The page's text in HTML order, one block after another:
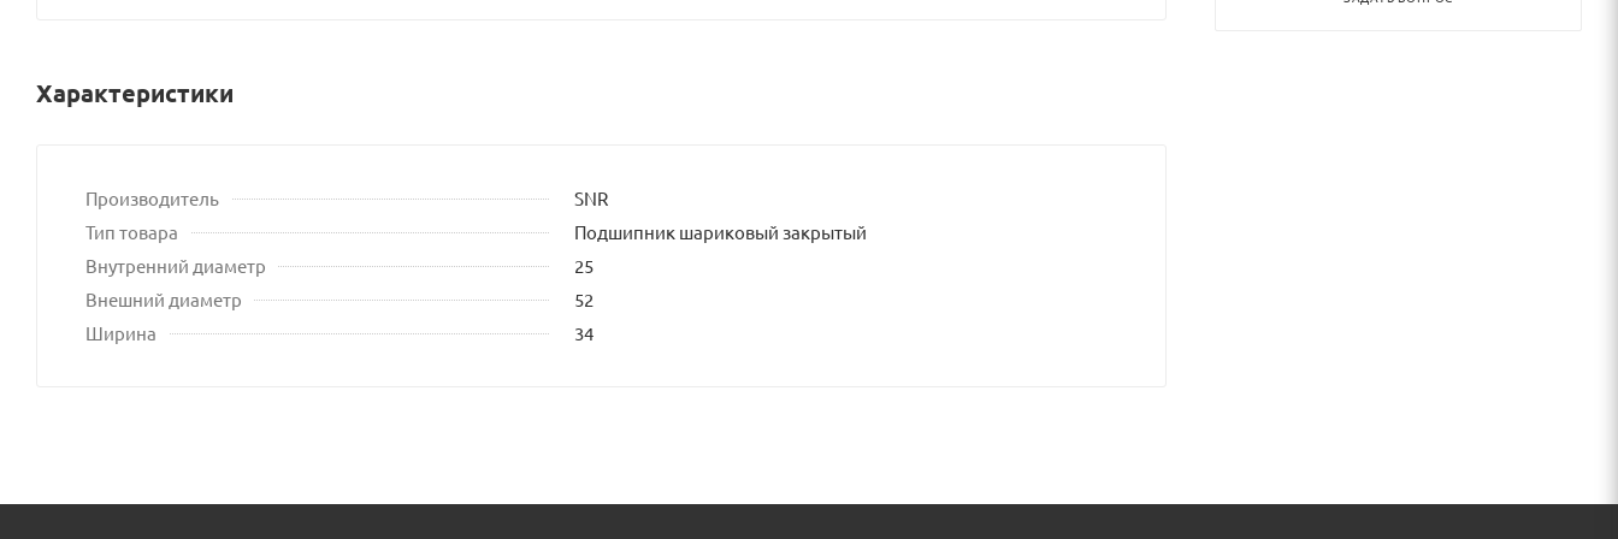
Характеристики
Производитель
SNR
Тип товара
Подшипник шариковый закрытый
Внутренний диаметр
25
Внешний диаметр
52
Ширина
34